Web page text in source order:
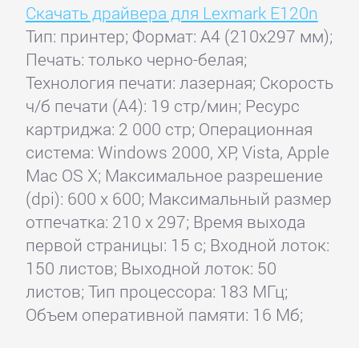
Скачать драйвера для Lexmark E120n
Тип: принтер; Формат: A4 (210x297 мм);
Печать: только черно-белая;
Технология печати: лазерная; Скорость
ч/б печати (А4): 19 стр/мин; Ресурс
картриджа: 2 000 стр; Операционная
система: Windows 2000, XP, Vista, Apple
Mac OS X; Максимальное разрешение
(dpi): 600 x 600; Максимальный размер
отпечатка: 210 x 297; Время выхода
первой страницы: 15 с; Входной лоток:
150 листов; Выходной лоток: 50
листов; Тип процессора: 183 МГц;
Объем оперативной памяти: 16 Мб;